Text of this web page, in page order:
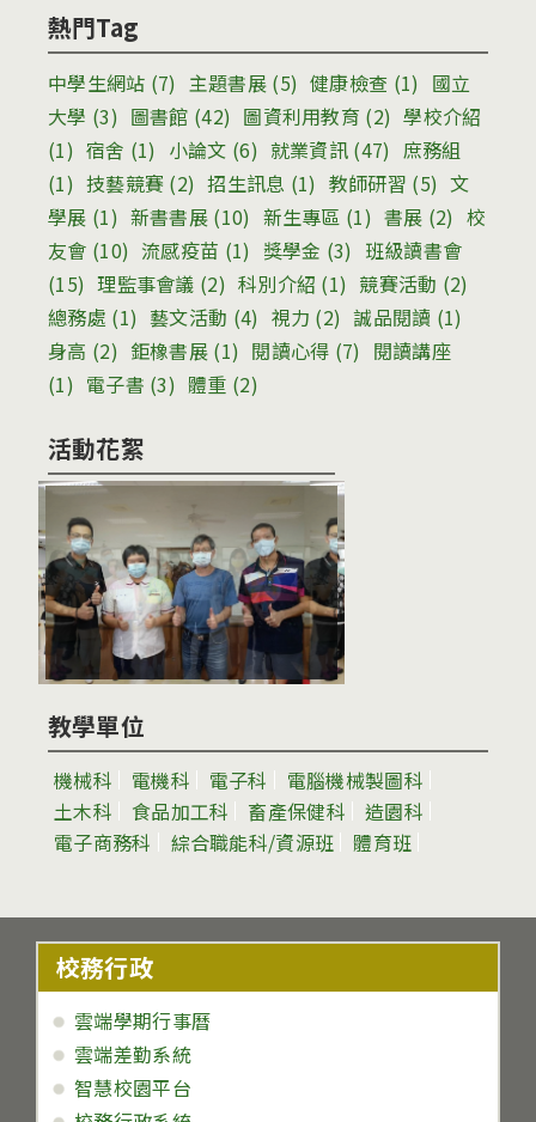
熱門Tag
中學生網站 (7) 主題書展(5) 健康檢查 (1) 國立
大學 (3) 圖書館 (42) 圖資利用教育 (2) 學校介紹
(1) 宿舍 (1) 小論文 (6) 就業資訊 (47) 庶務組
(1) 技藝競賽 (2) 招生訊息 (1) 教師研習 (5) 文
學展 (1) 新書書展 (10) 新生專區 (1) 書展 (2) 校
友會 (10) 流感疫苗 (1) 獎學金 (3) 班級讀書會
(15) 理監事會議 (2) 科別介紹 (1) 競賽活動 (2)
總務處 (1) 藝文活動 (4) 視力 (2) 誠品閱讀 (1)
身高 (2) 鉅橡書展 (1) 閱讀心得 (7) 閱讀講座
(1) 電子書 (3) 體重 (2)
活動花絮
教學單位
機械科 電機科 電子科
電腦機械製圖科
土木科
食品加工科 畜產保健科
造園科
電子商務科
綜合職能科/資源班 體育班
校務行政
雲端學期行事曆
雲端差勤系統
智慧校園平台